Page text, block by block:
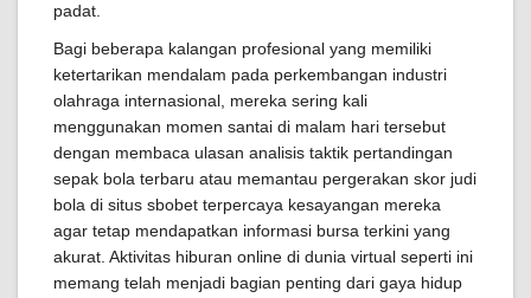
padat.
Bagi beberapa kalangan profesional yang memiliki
ketertarikan mendalam pada perkembangan industri
olahraga internasional, mereka sering kali
menggunakan momen santai di malam hari tersebut
dengan membaca ulasan analisis taktik pertandingan
sepak bola terbaru atau memantau pergerakan skor judi
bola di situs sbobet terpercaya kesayangan mereka
agar tetap mendapatkan informasi bursa terkini yang
akurat. Aktivitas hiburan online di dunia virtual seperti ini
memang telah menjadi bagian penting dari gaya hidup